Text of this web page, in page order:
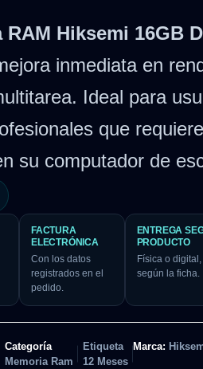
RAM Hiksemi 16GB
inmediata en
Ideal para
que
su computador de
FACTURA
ELECTRÓNICA
Con los datos
registrados en el
pedido.
ENTREGA
PRODUCTO
Física o digital,
según la ficha.
Categoría
Memoria Ram
Etiqueta
12 Meses
Marca: